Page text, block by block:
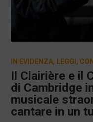
Il Clairière e il
di Cambridge
musicale
cantare in un
IN EVIDENZA, LEGGI,